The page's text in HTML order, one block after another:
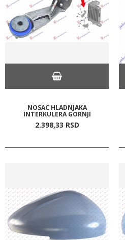
NOSAC HLADNJAKA
INTERKULERA GORNJI
2.398,33 RSD